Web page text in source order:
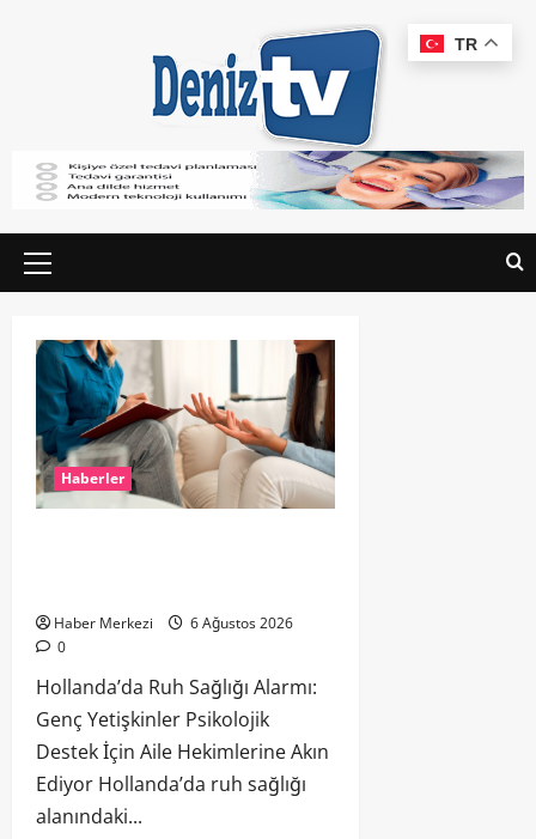
Haberler
Haber Merkezi
6 Ağustos 2026
0
Hollanda’da Ruh Sağlığı Alarmı:
Genç Yetişkinler Psikolojik
Destek İçin Aile Hekimlerine Akın
Ediyor Hollanda’da ruh sağlığı
alanındaki...
TR